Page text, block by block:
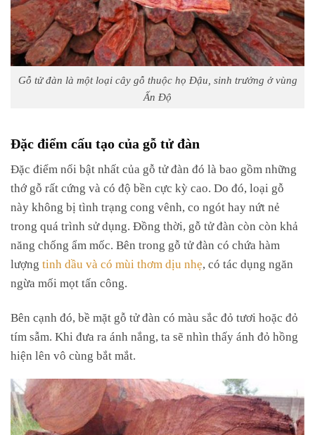
Gỗ tử đàn là một loại cây gỗ thuộc họ Đậu, sinh trưởng ở vùng
Ấn Độ
Đặc điểm cấu tạo của gỗ tử đàn
Đặc điểm nổi bật nhất của gỗ tử đàn đó là bao gồm những
thớ gỗ rất cứng và có độ bền cực kỳ cao. Do đó, loại gỗ
này không bị tình trạng cong vênh, co ngót hay nứt nẻ
trong quá trình sử dụng. Đồng thời, gỗ tử đàn còn còn khả
năng chống ẩm mốc. Bên trong gỗ tử đàn có chứa hàm
lượng tinh dầu và có mùi thơm dịu nhẹ , có tác dụng ngăn
ngừa mối mọt tấn công.
Bên cạnh đó, bề mặt gỗ tử đàn có màu sắc đỏ tươi hoặc đỏ
tím sẫm. Khi đưa ra ánh nắng, ta sẽ nhìn thấy ánh đỏ hồng
hiện lên vô cùng bắt mắt.